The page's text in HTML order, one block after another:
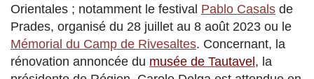
Orientales ; notamment le festival Pablo Casals de
Prades, organisé du 28 juillet au 8 août 2023 ou le
Mémorial du Camp de Rivesaltes. Concernant, la
rénovation annoncée du musée de Tautavel , la